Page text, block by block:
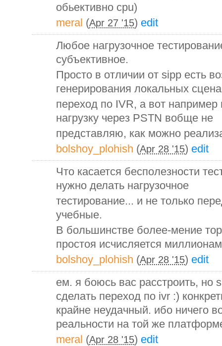
обьективно cpu)
meral (Apr 27 '15) edit
Любое нагрузочное
субъективное.
Просто в отличии от sipp есть
генерирования локальных
переход по IVR, а вот например
нагрузку через PSTN вобще не
представляю, как можно
bolshoy_plohish (Apr 28 '15) edit
Что касается бесполезности
нужно делать нагрузочное
тестирование... и не только
учебные.
В большинстве более-мение
простоя исчисляется
bolshoy_plohish (Apr 28 '15) edit
ем. я боюсь вас расстроить, но
сделать переход по ivr :)
крайне неудачный. ибо ничего
реальности на той же
meral (Apr 28 '15) edit